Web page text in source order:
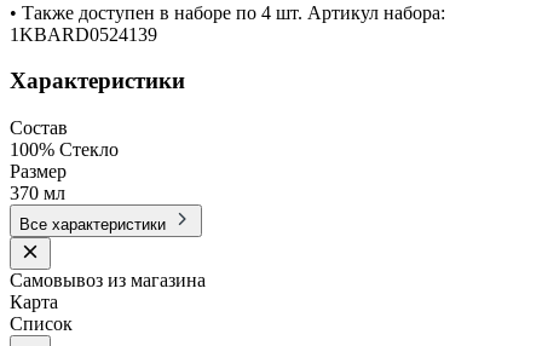
• Также доступен в наборе по 4 шт. Артикул набора:
1KBARD0524139
Характеристики
Состав
100% Стекло
Размер
370 мл
Все характеристики
Самовывоз из магазина
Карта
Список